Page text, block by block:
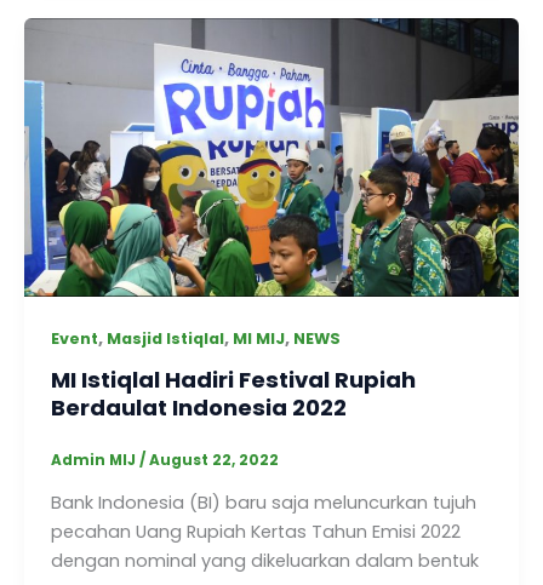
Event, Masjid Istiqlal, MI MIJ, NEWS
MI Istiqlal Hadiri Festival Rupiah
Berdaulat Indonesia 2022
Admin MIJ /August 22, 2022
Bank Indonesia (BI) baru saja meluncurkan tujuh
pecahan Uang Rupiah Kertas Tahun Emisi 2022
dengan nominal yang dikeluarkan dalam bentuk